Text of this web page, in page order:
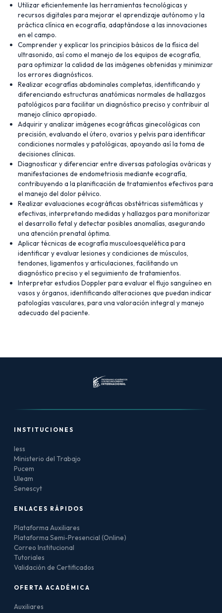
Utilizar eficientemente las herramientas tecnológicas y
recursos digitales para mejorar el aprendizaje autónomo y la
práctica clínica en ecografía, adaptándose a las innovaciones
en el campo.
Comprender y explicar los principios básicos de la física del
ultrasonido, así como el manejo de los equipos de ecografía,
para optimizar la calidad de las imágenes obtenidas y minimizar
los errores diagnósticos.
Realizar ecografías abdominales completas, identificando y
diferenciando estructuras anatómicas normales de hallazgos
patológicos para facilitar un diagnóstico preciso y contribuir al
manejo clínico apropiado.
Adquirir y analizar imágenes ecográficas ginecológicas con
precisión, evaluando el útero, ovarios y pelvis para identificar
condiciones normales y patológicas, apoyando así la toma de
decisiones clínicas.
Diagnosticar y diferenciar entre diversas patologías ováricas y
manifestaciones de endometriosis mediante ecografía,
contribuyendo a la planificación de tratamientos efectivos para
el manejo del dolor pélvico.
Realizar evaluaciones ecográficas obstétricas sistemáticas y
efectivas, interpretando medidas y hallazgos para monitorizar
el desarrollo fetal y detectar posibles anomalías, asegurando
una atención prenatal óptima.
Aplicar técnicas de ecografía musculoesquelética para
identificar y evaluar lesiones y condiciones de músculos,
tendones, ligamentos y articulaciones, facilitando un
diagnóstico preciso y el seguimiento de tratamientos.
Interpretar estudios Doppler para evaluar el flujo sanguíneo en
vasos y órganos, identificando alteraciones que puedan indicar
patologías vasculares, para una valoración integral y manejo
adecuado del paciente.
INSTITUCIONES
Iess
Ministerio del Trabajo
Pucem
Uleam
Senescyt
ENLACES RÁPIDOS
Plataforma Auxiliares
Plataforma Semi-Presencial (Online)
Correo Institucional
Tutoriales
Validación de Certificados
OFERTA ACADÉMICA
Auxiliares